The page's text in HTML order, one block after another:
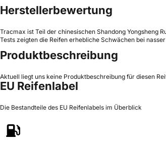
Herstellerbewertung
Tracmax ist Teil der chinesischen Shandong Yongsheng
Tests zeigten die Reifen erhebliche Schwächen bei
Produktbeschreibung
Aktuell liegt uns keine Produktbeschreibung für diesen
EU Reifenlabel
Die Bestandteile des EU Reifenlabels im Überblick